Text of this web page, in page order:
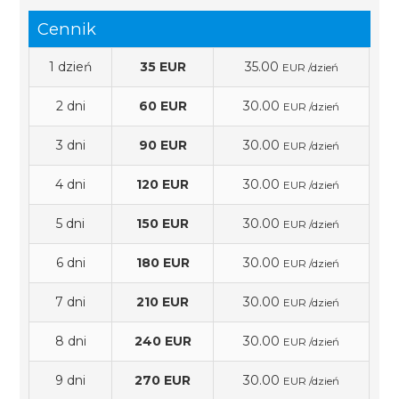
Cennik
1 dzień 35 EUR 35.00 EUR /dzień
2 dni 60 EUR 30.00 EUR /dzień
3 dni 90 EUR 30.00 EUR /dzień
4 dni 120 EUR 30.00 EUR /dzień
5 dni 150 EUR 30.00 EUR /dzień
6 dni 180 EUR 30.00 EUR /dzień
7 dni 210 EUR 30.00 EUR /dzień
8 dni 240 EUR 30.00 EUR /dzień
9 dni 270 EUR 30.00 EUR /dzień